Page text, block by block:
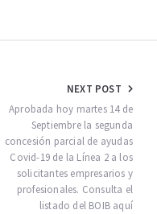
NEXT POST
Aprobada hoy martes 14 de
Septiembre la segunda
concesión parcial de ayudas
Covid-19 de la Línea 2 a los
solicitantes empresarios y
profesionales. Consulta el
listado del BOIB aquí